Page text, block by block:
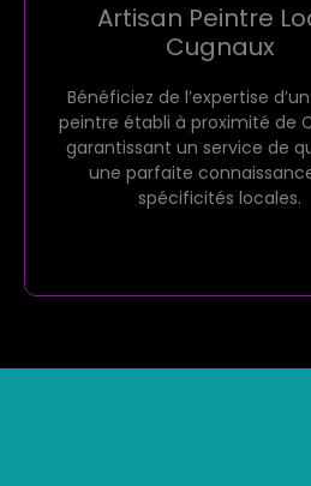
Artisan Peintre
Cugnaux
Bénéficiez de l’expertise
peintre établi à proximité de
garantissant un service de
une parfaite
spécificités locales.